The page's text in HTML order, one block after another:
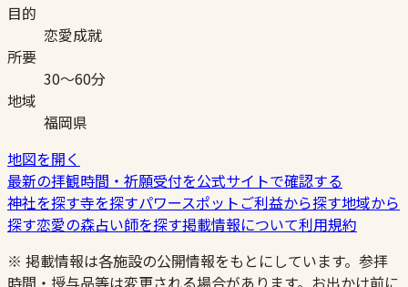
目的
恋愛成就
所要
30〜60分
地域
福岡県
地図を開く
最新の拝観時間・祈願受付を公式サイトで確認する
神社を探す寺を探すパワースポットご利益から探す地域から
探す恋愛の森占い師を探す掲載情報について利用規約
※ 掲載情報は各施設の公開情報をもとにしています。参拝
時間・授与品等は変更される場合があります。お出かけ前に